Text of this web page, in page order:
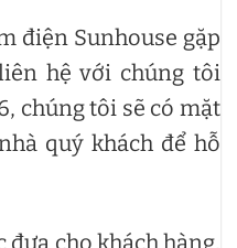
điện Sunhouse gặp
hệ với chúng tôi
chúng tôi sẽ có mặt
quý khách để hỗ
đưa cho khách hàng,